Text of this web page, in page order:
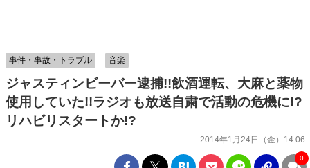
ジャスティンビーバー逮捕!!飲酒運転、大麻と薬物
使用していた!!ラジオも放送自粛で活動の危機に!?
リハビリスタートか!?
2014年1月24日（金）14:06
事件・事故・トラブル 音楽
0